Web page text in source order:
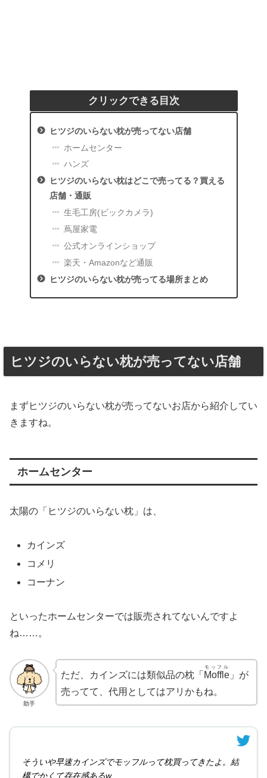
クリックできる目次
ヒツジのいらない枕が売ってない店舗
ホームセンター
ハンズ
ヒツジのいらない枕はどこで売ってる？買える
店舗・通販
生毛工房(ビックカメラ)
蔦屋家電
公式オンラインショップ
楽天・Amazonなど通販
ヒツジのいらない枕が売ってる場所まとめ
ヒツジのいらない枕が売ってない店舗
まずヒツジのいらない枕が売ってないお店から紹介してい
きますね。
ホームセンター
太陽の「ヒツジのいらない枕」は、
カインズ
コメリ
コーナン
といったホームセンターでは販売されてないんですよ
ね……。
助手
ただ、カインズには類似品の枕「 Moffle
モッフル
」が
売ってて、代用としてはアリかもね。
そういや早速カインズでモッフルって枕買ってきたよ。結
構でかくて存在感あるw